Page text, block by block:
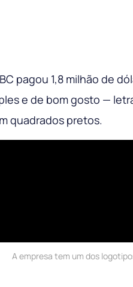
pagou 1,8 milhão de
e de bom gosto —
quadrados pretos.
A empresa tem um dos